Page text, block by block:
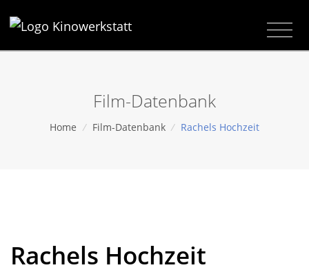
Film-Datenbank
Home / Film-Datenbank / Rachels Hochzeit
Rachels Hochzeit